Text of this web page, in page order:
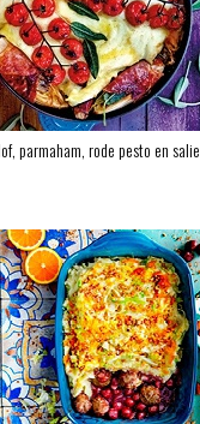
parmaham, rode pesto en salie